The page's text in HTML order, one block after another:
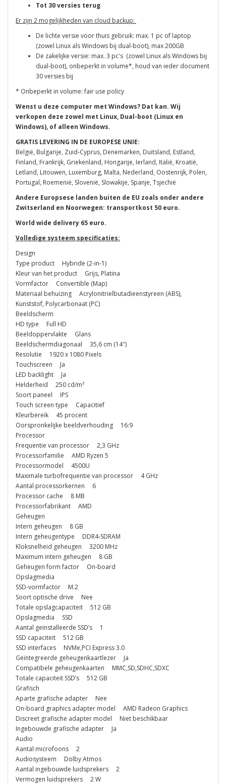
Tot 30 versies terug
Er zijn 2 mogelijkheden van cloud backup:
De lichte versie voor thuis gebruik: max. 1 pc of laptop
(zowel Linux als Windows bij dual-boot), max 200GB
De zakelijke versie: max. 3 pc's (zowel Linux als Windows bij
dual-boot), onbeperkt in volume*, houd van ieder document
30 versies bij
* Onbeperkt in volume: fair use policy
Wenst u deze computer met Windows? Dat kan. Wij
verkopen deze zowel met Linux, Dual-boot (Linux en
Windows), of alleen Windows.
GRATIS LEVERING IN DE EUROPESE UNIE:
België, Bulgarije, Zuid-Cyprus, Denemarken, Duitsland, Estland,
Finland, Frankrijk, Griekenland, Hongarije, Ierland, Italië, Kroatië,
Letland, Litouwen, Luxemburg, Malta, Nederland, Oostenrijk, Polen,
Portugal, Roemenië, Slovenië, Slowakije, Spanje, Tsjechië
Andere Europsese landen buiten de EU zoals onder andere
Zwitserland en Noorwegen: transportkost 50 euro.
World wide delivery 65 euro.
Volledige systeem specificaties:
Design
Type product Hybride (2-in-1)
Kleur van het product Grijs, Platina
Vormfactor Convertible (Map)
Materiaal behuizing Acrylonitrielbutadieenstyreen (ABS),
Kunststof, Polycarbonaat (PC)
Beeldscherm
HD type Full HD
Beeldoppervlakte Glans
Beeldschermdiagonaal 35,6 cm (14″)
Resolutie 1920 x 1080 Pixels
Touchscreen Ja
LED backlight Ja
Helderheid 250 cd/m²
Soort paneel IPS
Touch screen type Capacitief
Kleurbereik 45 procent
Oorspronkelijke beeldverhouding 16:9
Processor
Frequentie van processor 2,3 GHz
Processorfamilie AMD Ryzen 5
Processormodel 4500U
Maximale turbofrequentie van processor 4 GHz
Aantal processorkernen 6
Processor cache 8 MB
Processorfabrikant AMD
Geheugen
Intern geheugen 8 GB
Intern geheugentype DDR4-SDRAM
Kloksnelheid geheugen 3200 MHz
Maximum intern geheugen 8 GB
Geheugen form factor On-board
Opslagmedia
SSD-vormfactor M.2
Soort optische drive Nee
Totale opslagcapaciteit 512 GB
Opslagmedia SSD
Aantal geïnstalleerde SSD’s 1
SSD capaciteit 512 GB
SSD interfaces NVMe,PCI Express 3.0
Geïntegreerde geheugenkaartlezer Ja
Compatibele geheugenkaarten MMC,SD,SDHC,SDXC
Totale capaciteit SSD’s 512 GB
Grafisch
Aparte grafische adapter Nee
On-board graphics adapter model AMD Radeon Graphics
Discreet grafische adapter model Niet beschikbaar
Ingebouwde grafische adapter Ja
Audio
Aantal microfoons 2
Audiosysteem Dolby Atmos
Aantal ingebouwde luidsprekers 2
Vermogen luidsprekers 2 W